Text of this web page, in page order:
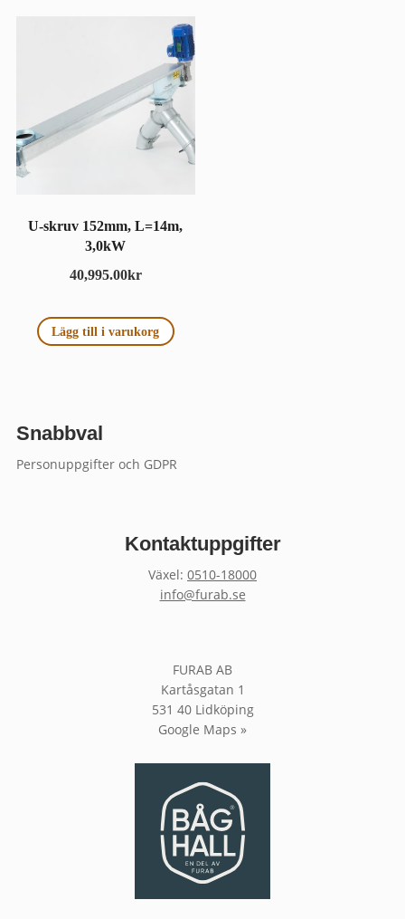
U-skruv 152mm, L=14m,
3,0kW
40,995.00kr
Lägg till i varukorg
Snabbval
Personuppgifter och GDPR
Kontaktuppgifter
Växel: 0510-18000
info@furab.se
FURAB AB
Kartåsgatan 1
531 40 Lidköping
Google Maps »